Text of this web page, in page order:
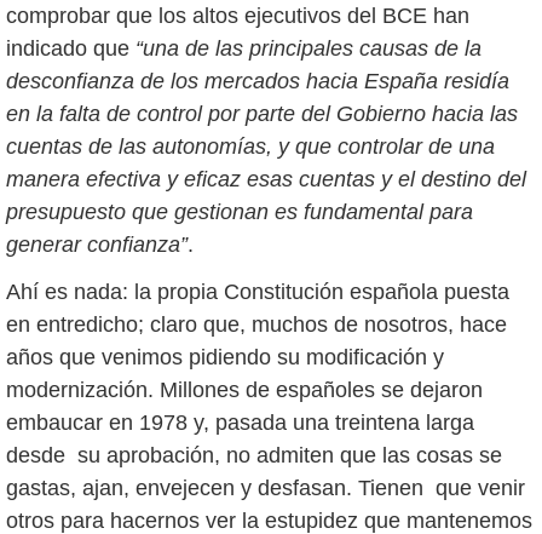
comprobar que los altos ejecutivos del BCE han
indicado que “una de las principales causas de la
desconfianza de los mercados hacia España residía
en la falta de control por parte del Gobierno hacia las
cuentas de las autonomías, y que controlar de una
manera efectiva y eficaz esas cuentas y el destino del
presupuesto que gestionan es fundamental para
generar confianza”.
Ahí es nada: la propia Constitución española puesta
en entredicho; claro que, muchos de nosotros, hace
años que venimos pidiendo su modificación y
modernización. Millones de españoles se dejaron
embaucar en 1978 y, pasada una treintena larga
desde su aprobación, no admiten que las cosas se
gastas, ajan, envejecen y desfasan. Tienen que venir
otros para hacernos ver la estupidez que mantenemos